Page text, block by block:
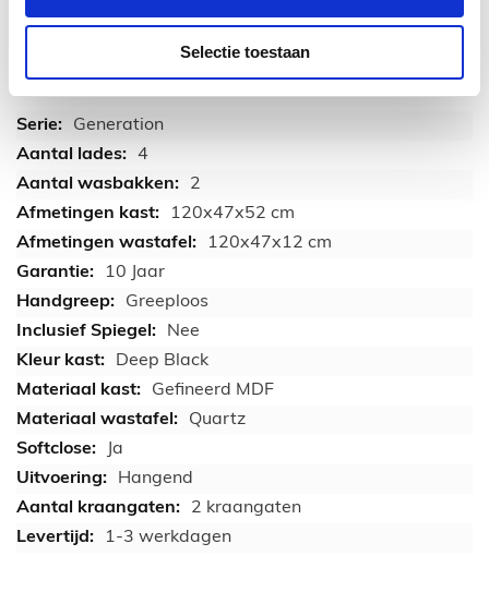
Selectie toestaan
TECHNISCHE INFORMATIE
Generation
4
2
120x47x52 cm
120x47x12 cm
10 Jaar
Greeploos
Nee
Deep Black
Gefineerd MDF
Quartz
Ja
Hangend
2 kraangaten
1-3 werkdagen